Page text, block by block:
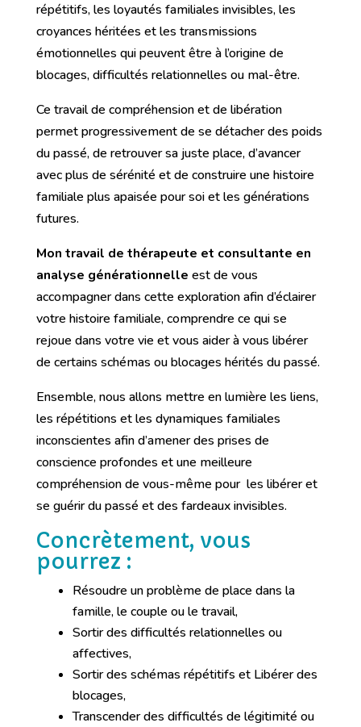
répétitifs, les loyautés familiales invisibles, les
croyances héritées et les transmissions
émotionnelles qui peuvent être à l’origine de
blocages, difficultés relationnelles ou mal-être.
Ce travail de compréhension et de libération
permet progressivement de se détacher des poids
du passé, de retrouver sa juste place, d’avancer
avec plus de sérénité et de construire une histoire
familiale plus apaisée pour soi et les générations
futures.
Mon travail de thérapeute et consultante en
analyse générationnelle est de vous
accompagner dans cette exploration afin d’éclairer
votre histoire familiale, comprendre ce qui se
rejoue dans votre vie et vous aider à vous libérer
de certains schémas ou blocages hérités du passé.
Ensemble, nous allons mettre en lumière les liens,
les répétitions et les dynamiques familiales
inconscientes afin d’amener des prises de
conscience profondes et une meilleure
compréhension de vous-même pour les libérer et
se guérir du passé et des fardeaux invisibles.
Concrètement, vous
pourrez :
Résoudre un problème de place dans la
famille, le couple ou le travail,
Sortir des difficultés relationnelles ou
affectives,
Sortir des schémas répétitifs et Libérer des
blocages,
Transcender des difficultés de légitimité ou